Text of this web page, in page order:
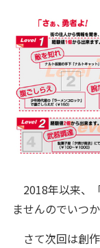
2018年以来、
ませんのでいつ
さて次回は創